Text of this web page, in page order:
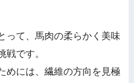
って、馬肉の柔らかく美味
戦です。
めには、繊維の方向を見極